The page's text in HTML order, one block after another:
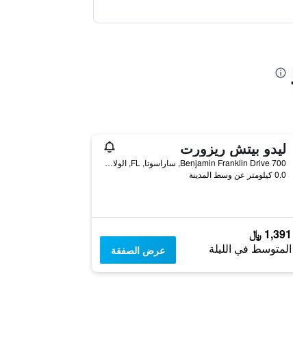
ليدو بيتش ريزورت
700 Benjamin Franklin Drive, ساراسوتا, FL, الولايات المتحدة الأميريكية
0.0 كيلومتر عن وسط المدينة
1,391 ﷼
المتوسط في الليلة عرض الصفقة